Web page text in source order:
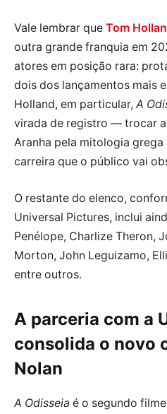
Vale lembrar que Tom
outra grande franquia em
atores em posição rara:
dois dos lançamentos mais
Holland, em particular, A
virada de registro — trocar
Aranha pela mitologia
carreira que o público vai
O restante do elenco,
Universal Pictures, inclui
Penélope, Charlize Theron,
Morton, John Leguizamo,
entre outros.
A parceria com a
consolida o novo
Nolan
A Odisseia é o segundo